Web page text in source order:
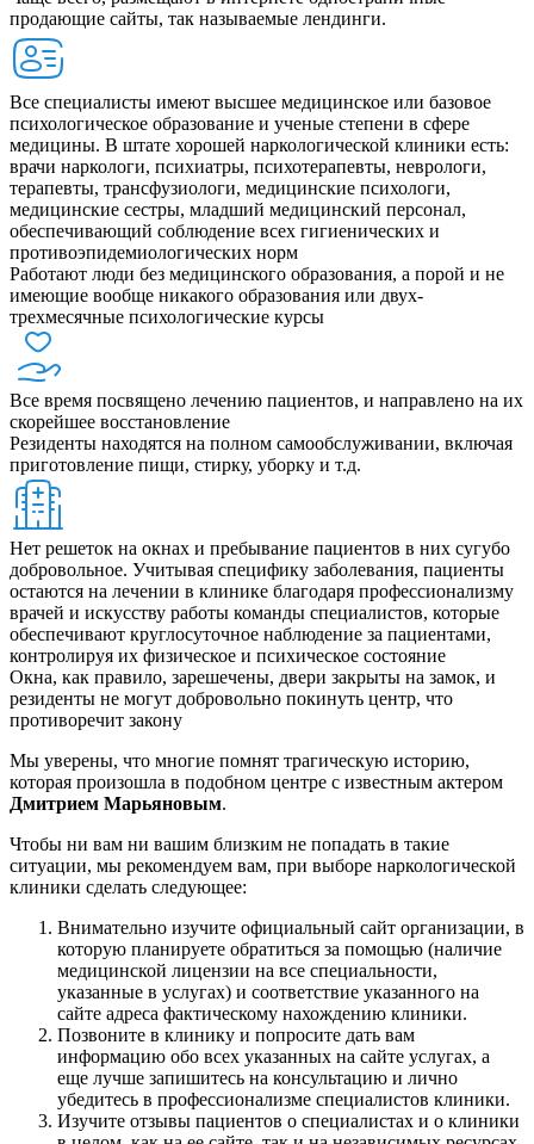
продающие сайты, так называемые лендинги.
Все специалисты имеют высшее медицинское или базовое
психологическое образование и ученые степени в сфере
медицины. В штате хорошей наркологической клиники есть:
врачи наркологи, психиатры, психотерапевты, неврологи,
терапевты, трансфузиологи, медицинские психологи,
медицинские сестры, младший медицинский персонал,
обеспечивающий соблюдение всех гигиенических и
противоэпидемиологических норм
Работают люди без медицинского образования, а порой и не
имеющие вообще никакого образования или двух-
трехмесячные психологические курсы
Все время посвящено лечению пациентов, и направлено на их
скорейшее восстановление
Резиденты находятся на полном самообслуживании, включая
приготовление пищи, стирку, уборку и т.д.
Нет решеток на окнах и пребывание пациентов в них сугубо
добровольное. Учитывая специфику заболевания, пациенты
остаются на лечении в клинике благодаря профессионализму
врачей и искусству работы команды специалистов, которые
обеспечивают круглосуточное наблюдение за пациентами,
контролируя их физическое и психическое состояние
Окна, как правило, зарешечены, двери закрыты на замок, и
резиденты не могут добровольно покинуть центр, что
противоречит закону
Мы уверены, что многие помнят трагическую историю,
которая произошла в подобном центре с известным актером
Дмитрием Марьяновым.
Чтобы ни вам ни вашим близким не попадать в такие
ситуации, мы рекомендуем вам, при выборе наркологической
клиники сделать следующее:
Внимательно изучите официальный сайт организации, в
которую планируете обратиться за помощью (наличие
медицинской лицензии на все специальности,
указанные в услугах) и соответствие указанного на
сайте адреса фактическому нахождению клиники.
Позвоните в клинику и попросите дать вам
информацию обо всех указанных на сайте услугах, а
еще лучше запишитесь на консультацию и лично
убедитесь в профессионализме специалистов клиники.
Изучите отзывы пациентов о специалистах и о клиники